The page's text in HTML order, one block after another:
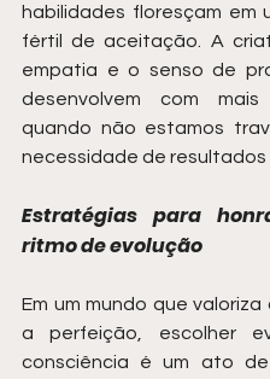
habilidades floresçam em
fértil de aceitação. A
empatia e o senso de
desenvolvem com mais
quando não estamos
necessidade de resultados
Estratégias para
ritmo de evolução
Em um mundo que valoriza
a perfeição, escolher
consciência é um ato de